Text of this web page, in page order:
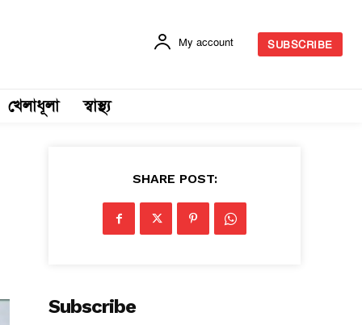
My account SUBSCRIBE
খেলাধূলা স্বাস্থ্য
SHARE POST:
Subscribe